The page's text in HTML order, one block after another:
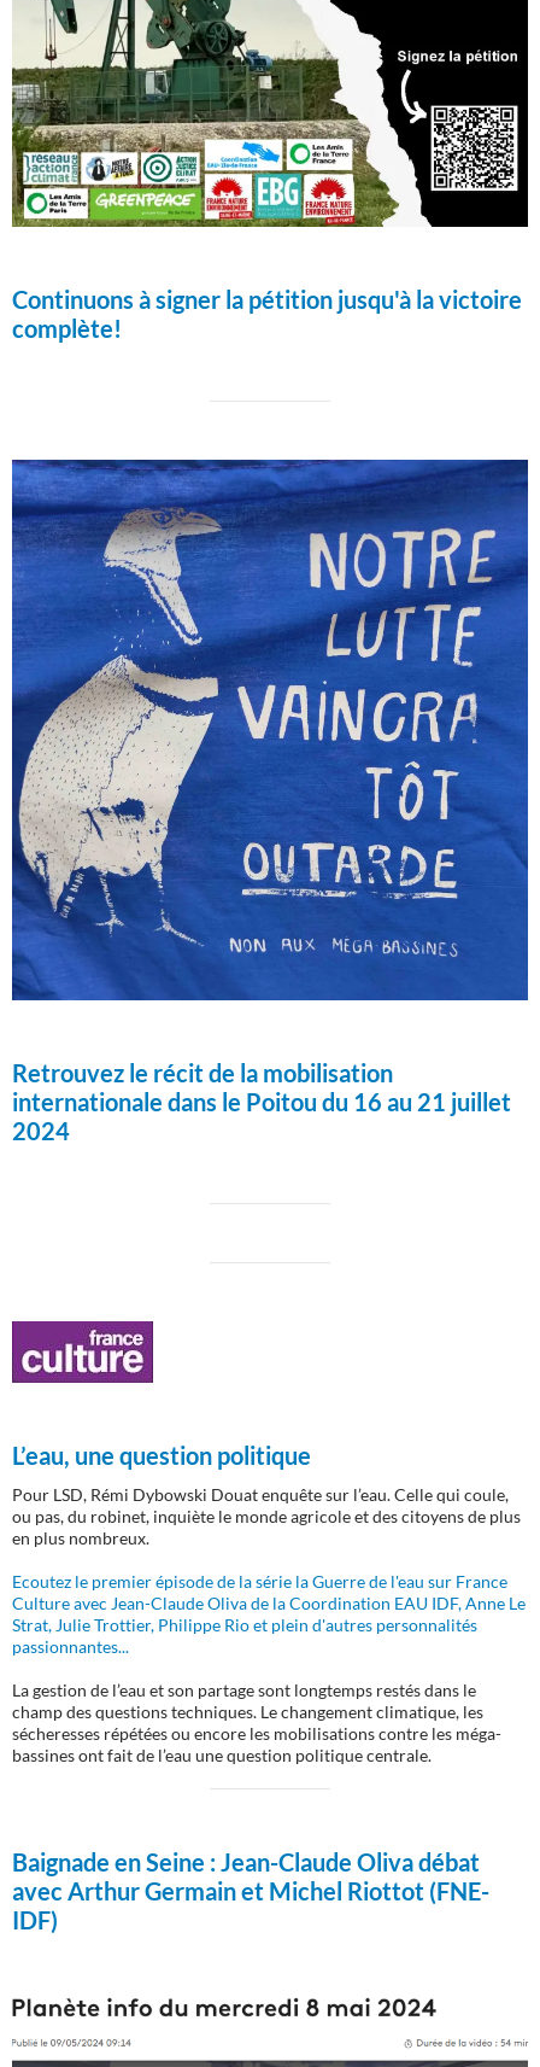
Continuons à signer la pétition jusqu'à la victoire
complète!
Retrouvez le récit de la mobilisation
internationale dans le Poitou du 16 au 21 juillet
2024
L’eau, une question politique
Pour LSD, Rémi Dybowski Douat enquête sur l’eau. Celle qui coule,
ou pas, du robinet, inquiète le monde agricole et des citoyens de plus
en plus nombreux.
Ecoutez le premier épisode de la série la Guerre de l'eau sur France
Culture avec Jean-Claude Oliva de la Coordination EAU IDF, Anne Le
Strat, Julie Trottier, Philippe Rio et plein d'autres personnalités
passionnantes...
La gestion de l’eau et son partage sont longtemps restés dans le
champ des questions techniques. Le changement climatique, les
sécheresses répétées ou encore les mobilisations contre les méga-
bassines ont fait de l’eau une question politique centrale.
Baignade en Seine :Jean-Claude Oliva débat
avec Arthur Germain et Michel Riottot (FNE-
IDF)